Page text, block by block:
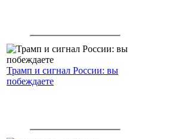
Трамп и сигнал России: вы
побеждаете